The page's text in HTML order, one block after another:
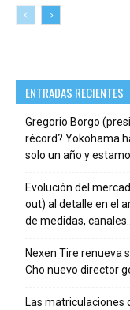
ENTRADAS RECIENTES
Gregorio Borgo
récord? Yokohama
solo un año y
Evolución del
out) al detalle en el
de medidas,
Nexen Tire renueva
Cho nuevo director
Las matriculaciones